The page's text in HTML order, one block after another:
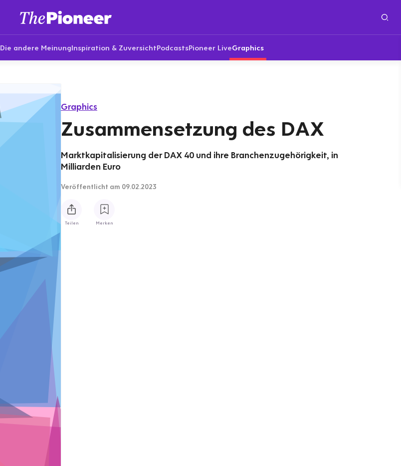
Die andere MeinungInspiration & ZuversichtPodcastsPioneer LiveGraphics
Graphics
Zusammensetzung des DAX
Marktkapitalisierung der DAX 40 und ihre Branchenzugehörigkeit, in
Milliarden Euro
Veröffentlicht am 09.02.2023
Teilen Merken